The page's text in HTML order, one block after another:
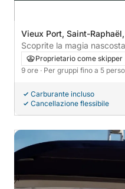
Vieux Port, Saint-
Scoprite la magia
una sola giornata. Skipper
Proprietario come skipper
9 ore · Per gruppi fino a 5
Carburante incluso
Cancellazione flessibile